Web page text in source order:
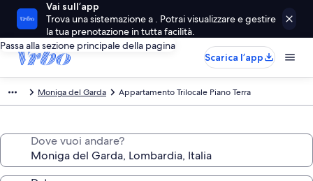
Vai sull’app
Trova una sistemazione a . Potrai visualizzare e gestire
la tua prenotazione in tutta facilità.
Passa alla sezione principale della pagina
Scarica l’app
Moniga del Garda Appartamento Trilocale Piano Terra
Dove vuoi andare?